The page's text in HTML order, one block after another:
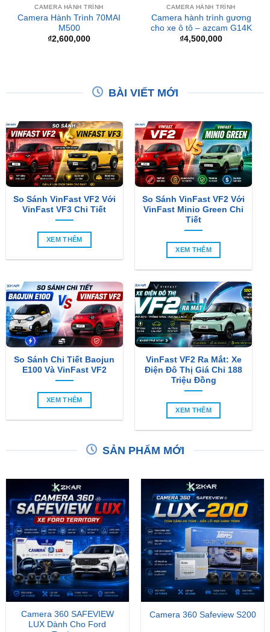
₫2,600,000
₫4,500,000
So Sánh VinFast VF2 Với
VinFast VF3 Chi Tiết
XEM THÊM
So Sánh VinFast VF2 Với
VinFast Minio Green Chi
Tiết
XEM THÊM
So Sánh Chi Tiết Baojun
E100 Và VinFast VF2
XEM THÊM
VinFast VF2 Ra Mắt: Xe
Điện Đô Thị Giá Chỉ 188
Triệu Đồng
XEM THÊM
SẢN PHẨM MỚI
Camera 360 SAFEVIEW
LUX Dành Cho Ford
Territory
₫15,500,000
Camera 360 Safeview S200
₫11,800,000